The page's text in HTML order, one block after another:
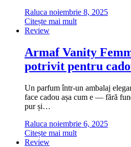
Raluca noiembrie 8, 2025
Citește mai mult
Review
Armaf Vanity
potrivit pentru
Un parfum într-un ambalaj
face cadou așa cum e — fără
pur și…
Raluca noiembrie 6, 2025
Citește mai mult
Review